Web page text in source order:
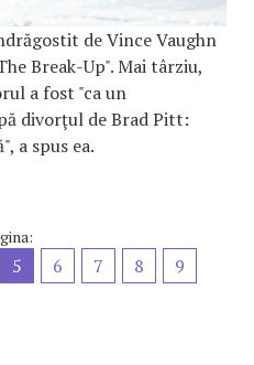
de Vince Vaughn
Break-Up". Mai târziu,
a fost "ca un
divorţul de Brad Pitt:
a spus ea.
5 6 7 8 9